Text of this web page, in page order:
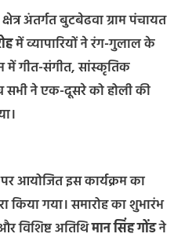
अंतर्गत बुटबेढवा ग्राम पंचायत
में व्यापारियों ने रंग-गुलाल के
में गीत-संगीत, सांस्कृतिक
सभी ने एक-दूसरे को होली की
आयोजित इस कार्यक्रम का
किया गया। समारोह का शुभारंभ
विशिष्ट अतिथिमान सिंह गोंडने